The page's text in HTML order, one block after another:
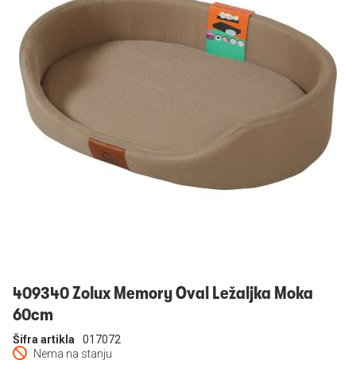
Prijavi se
409340 Zolux Memory Oval Ležaljka Moka
60cm
Nema na stanju
Šifra artikla 017072